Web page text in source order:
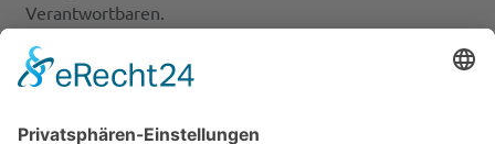
Verantwortbaren.
Frank Vogelsang
Publiziert im April 2020
LEITARTIKEL ZUM THEMA